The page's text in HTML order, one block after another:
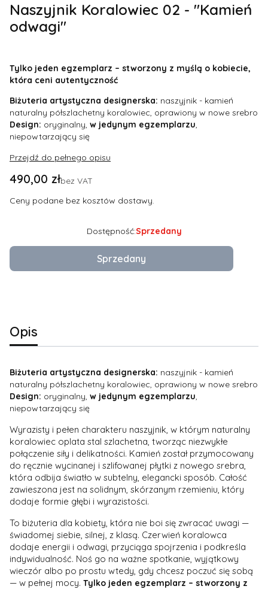
Naszyjnik Koralowiec 02 - "Kamień
odwagi"
Tylko jeden egzemplarz – stworzony z myślą o kobiecie,
która ceni autentyczność
Biżuteria artystyczna designerska: naszyjnik - kamień
naturalny półszlachetny koralowiec, oprawiony w nowe srebro
Design: oryginalny, w jedynym egzemplarzu,
niepowtarzający się
Przejdź do pełnego opisu
Cena
490,00 złbez VAT
Ceny podane bez kosztów dostawy.
Dostępność:Sprzedany
Sprzedany
Opis
Biżuteria artystyczna designerska: naszyjnik - kamień
naturalny półszlachetny koralowiec, oprawiony w nowe srebro
Design: oryginalny, w jedynym egzemplarzu,
niepowtarzający się
Wyrazisty i pełen charakteru naszyjnik, w którym naturalny
koralowiec oplata stal szlachetna, tworząc niezwykłe
połączenie siły i delikatności. Kamień został przymocowany
do ręcznie wycinanej i szlifowanej płytki z nowego srebra,
która odbija światło w subtelny, elegancki sposób. Całość
zawieszona jest na solidnym, skórzanym rzemieniu, który
dodaje formie głębi i wyrazistości.
To biżuteria dla kobiety, która nie boi się zwracać uwagi —
świadomej siebie, silnej, z klasą. Czerwień koralowca
dodaje energii i odwagi, przyciąga spojrzenia i podkreśla
indywidualność. Noś go na ważne spotkanie, wyjątkowy
wieczór albo po prostu wtedy, gdy chcesz poczuć się sobą
— w pełnej mocy. Tylko jeden egzemplarz – stworzony z